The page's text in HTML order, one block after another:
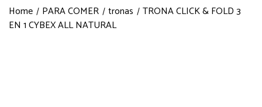
Home PARA COMER tronas
TRONA CLICK & FOLD 3
EN 1 CYBEX ALL NATURAL